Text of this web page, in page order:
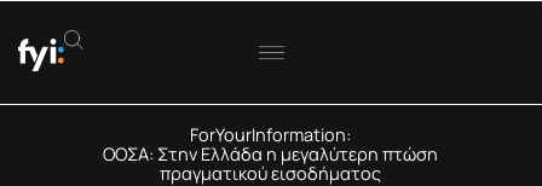
ForYourInformation:
ΟΟΣΑ: Στην Ελλάδα η μεγαλύτερη πτώση
πραγματικού εισοδήματος